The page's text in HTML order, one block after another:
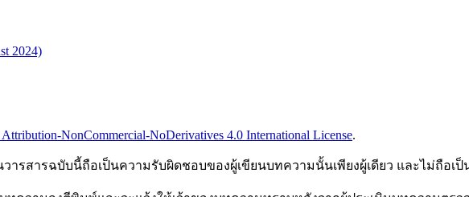
2024)
NonCommercial-NoDerivatives 4.0 International License.
รสารฉบับนี้ถือเป็นความรับผิดชอบของผู้เขียนบทความนั้นเพียงผู้เดียว และไม่ถือ